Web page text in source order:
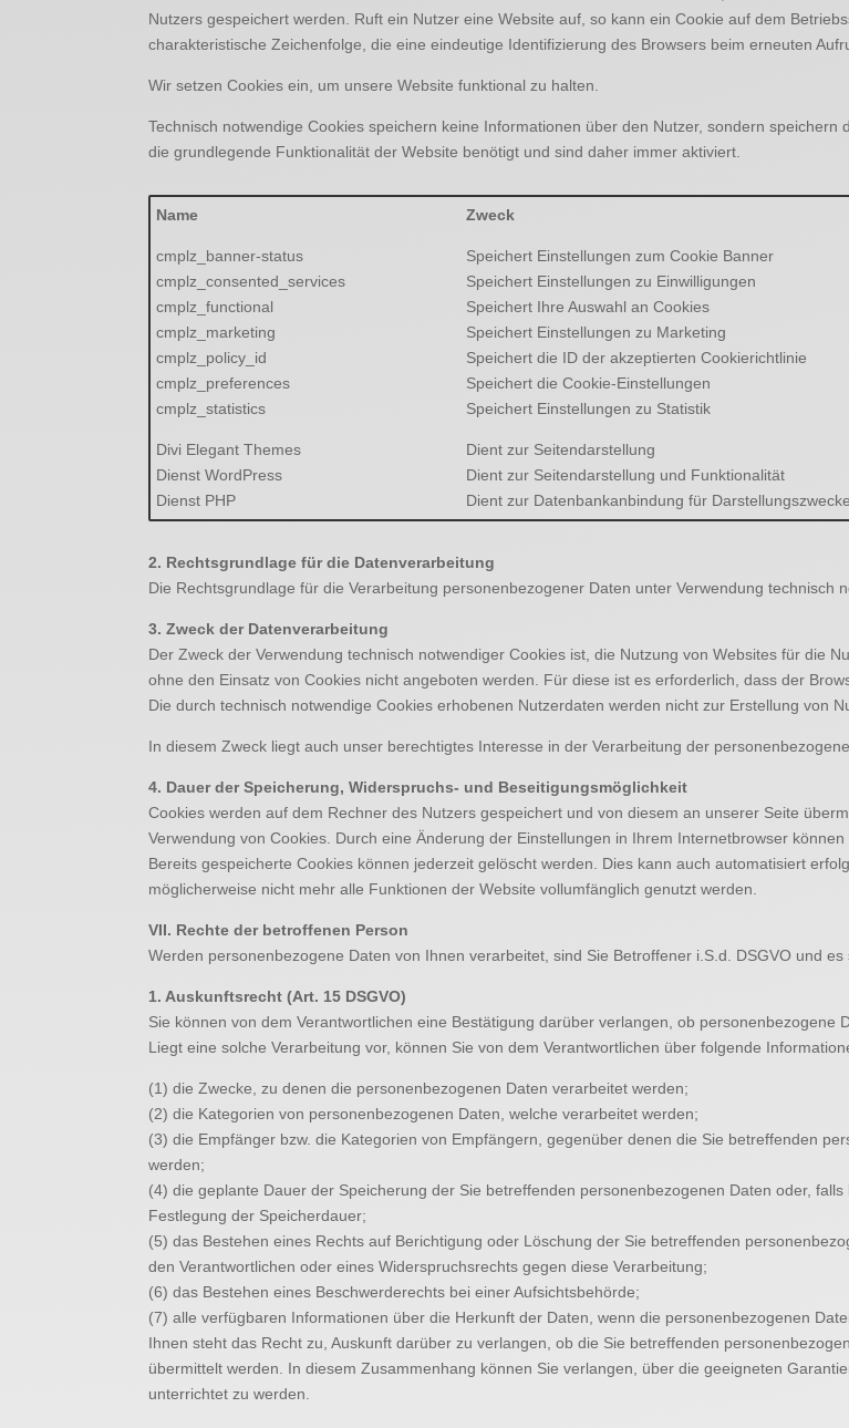
Nutzers gespeichert werden. Ruft ein Nutzer eine Website auf, so kann ein Cookie auf dem
charakteristische Zeichenfolge, die eine eindeutige Identifizierung des Browsers beim erneuten
Wir setzen Cookies ein, um unsere Website funktional zu halten.
Technisch notwendige Cookies speichern keine Informationen über den Nutzer, sondern
die grundlegende Funktionalität der Website benötigt und sind daher immer aktiviert.
Name
cmplz_banner-status
cmplz_consented_services
cmplz_functional
cmplz_marketing
cmplz_policy_id
cmplz_preferences
cmplz_statistics
Divi Elegant Themes
Dienst WordPress
Dienst PHP
Zweck
Speichert Einstellungen zum Cookie Banner
Speichert Einstellungen zu Einwilligungen
Speichert Ihre Auswahl an Cookies
Speichert Einstellungen zu Marketing
Speichert die ID der akzeptierten Cookierichtlinie
Speichert die Cookie-Einstellungen
Speichert Einstellungen zu Statistik
Dient zur Seitendarstellung
Dient zur Seitendarstellung und Funktionalität
Dient zur Datenbankanbindung für Darstellungszwecke
2. Rechtsgrundlage für die Datenverarbeitung
Die Rechtsgrundlage für die Verarbeitung personenbezogener Daten unter Verwendung technisch
3. Zweck der Datenverarbeitung
Der Zweck der Verwendung technisch notwendiger Cookies ist, die Nutzung von Websites für die
ohne den Einsatz von Cookies nicht angeboten werden. Für diese ist es erforderlich, dass der
Die durch technisch notwendige Cookies erhobenen Nutzerdaten werden nicht zur Erstellung von
In diesem Zweck liegt auch unser berechtigtes Interesse in der Verarbeitung der
4. Dauer der Speicherung, Widerspruchs- und Beseitigungsmöglichkeit
Cookies werden auf dem Rechner des Nutzers gespeichert und von diesem an unserer Seite
Verwendung von Cookies. Durch eine Änderung der Einstellungen in Ihrem Internetbrowser
Bereits gespeicherte Cookies können jederzeit gelöscht werden. Dies kann auch automatisiert
möglicherweise nicht mehr alle Funktionen der Website vollumfänglich genutzt werden.
VII. Rechte der betroffenen Person
Werden personenbezogene Daten von Ihnen verarbeitet, sind Sie Betroffener i.S.d. DSGVO und
1. Auskunftsrecht (Art. 15 DSGVO)
Sie können von dem Verantwortlichen eine Bestätigung darüber verlangen, ob personenbezogene
Liegt eine solche Verarbeitung vor, können Sie von dem Verantwortlichen über folgende
(1) die Zwecke, zu denen die personenbezogenen Daten verarbeitet werden;
(2) die Kategorien von personenbezogenen Daten, welche verarbeitet werden;
(3) die Empfänger bzw. die Kategorien von Empfängern, gegenüber denen die Sie betreffenden
werden;
(4) die geplante Dauer der Speicherung der Sie betreffenden personenbezogenen Daten oder,
Festlegung der Speicherdauer;
(5) das Bestehen eines Rechts auf Berichtigung oder Löschung der Sie betreffenden
den Verantwortlichen oder eines Widerspruchsrechts gegen diese Verarbeitung;
(6) das Bestehen eines Beschwerderechts bei einer Aufsichtsbehörde;
(7) alle verfügbaren Informationen über die Herkunft der Daten, wenn die personenbezogenen
Ihnen steht das Recht zu, Auskunft darüber zu verlangen, ob die Sie betreffenden
übermittelt werden. In diesem Zusammenhang können Sie verlangen, über die geeigneten
unterrichtet zu werden.